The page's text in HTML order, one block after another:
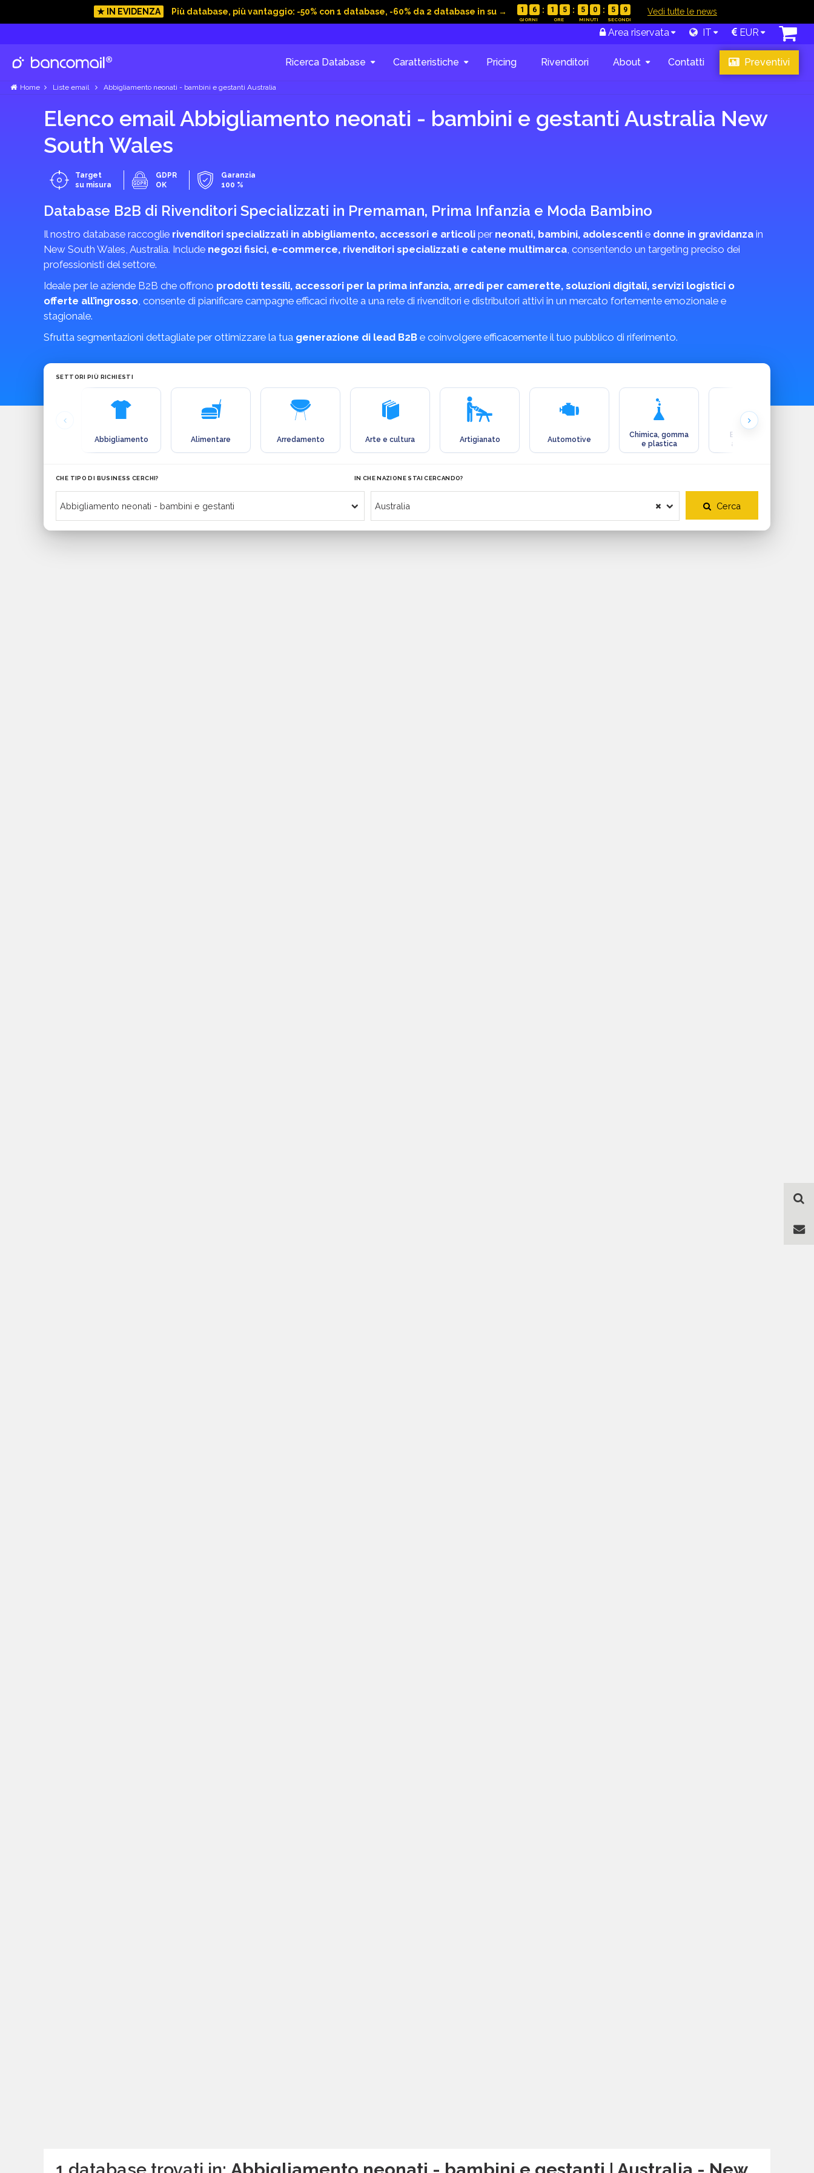
★ IN EVIDENZA Più database, più vantaggio: -50% con 1 database, -60% da 2 database in su → 1 6 1 5 5 0 5 8 Vedi tutte le news
Area riservata IT EUR
Ricerca Database Caratteristiche Pricing Rivenditori About Contatti Preventivi
Home Liste email Abbigliamento neonati - bambini e gestanti Australia
Elenco email Abbigliamento neonati - bambini e gestanti Australia New
South Wales
Target
su misura
GDPR
OK
Garanzia
100 %
Database B2B di Rivenditori Specializzati in Premaman, Prima Infanzia e Moda Bambino
Il nostro database raccoglie rivenditori specializzati in abbigliamento, accessori e articoli per neonati, bambini, adolescenti e donne in gravidanza in
New South Wales, Australia. Include negozi fisici, e-commerce, rivenditori specializzati e catene multimarca, consentendo un targeting preciso dei
professionisti del settore.
Ideale per le aziende B2B che offrono prodotti tessili, accessori per la prima infanzia, arredi per camerette, soluzioni digitali, servizi logistici o
offerte all’ingrosso, consente di pianificare campagne efficaci rivolte a una rete di rivenditori e distributori attivi in un mercato fortemente emozionale e
stagionale.
Sfrutta segmentazioni dettagliate per ottimizzare la tua generazione di lead B2B e coinvolgere efficacemente il tuo pubblico di riferimento.
SETTORI PIÙ RICHIESTI
Abbigliamento Alimentare Arredamento Arte e cultura Artigianato Automotive
Chimica, gomma
e plastica
Ecologia e
ambiente
CHE TIPO DI BUSINESS CERCHI? IN CHE NAZIONE STAI CERCANDO?
Cerca